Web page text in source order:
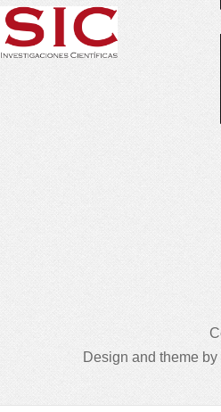
Design and theme